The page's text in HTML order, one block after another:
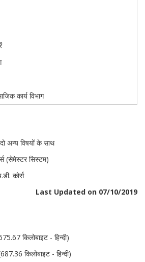
कार्य विभाग
अन्य विषयों के साथ
(सेमेस्टर सिस्टम)
कोर्स
Last Updated on 07/10/2019
किलोबाइट - हिन्दी)
किलोबाइट - हिन्दी)